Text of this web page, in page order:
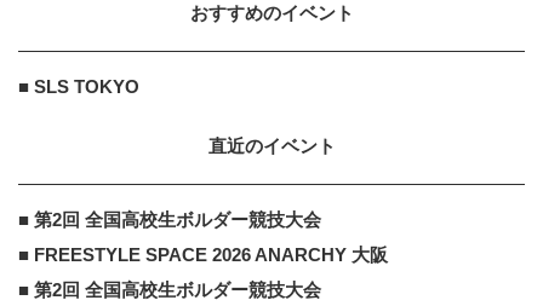
おすすめのイベント
■ SLS TOKYO
直近のイベント
■ 第2回 全国高校生ボルダー競技大会
■ FREESTYLE SPACE 2026 ANARCHY 大阪
■ 第2回 全国高校生ボルダー競技大会